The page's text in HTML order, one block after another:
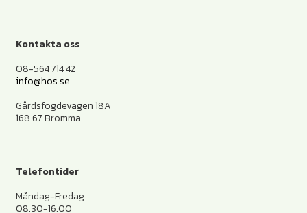
Kontakta oss
08-564 714 42
info@hos.se
Gårdsfogdevägen 18A
168 67 Bromma
Telefontider
Måndag-Fredag
08.30-16.00